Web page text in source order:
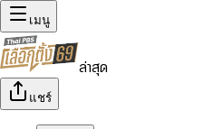
เมนู
ล่าสุด
แชร์